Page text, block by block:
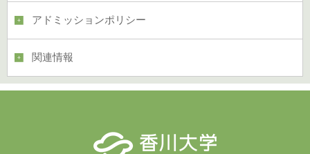
アドミッションポリシー
関連情報